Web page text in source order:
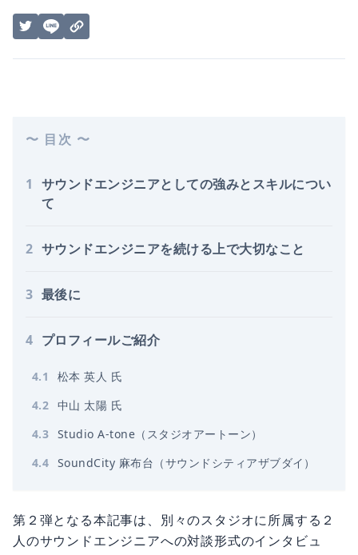
〜 目次 〜
1 サウンドエンジニアとしての強みとスキルについ
て
2 サウンドエンジニアを続ける上で大切なこと
3 最後に
4 プロフィールご紹介
4.1
松本 英人 氏
4.2 中山 太陽 氏
4.3 Studio A-tone（スタジオアートーン）
4.4 SoundCity 麻布台（サウンドシティアザブダイ）
第２弾となる本記事は、別々のスタジオに所属する２
人のサウンドエンジニアへの対談形式のインタビュ